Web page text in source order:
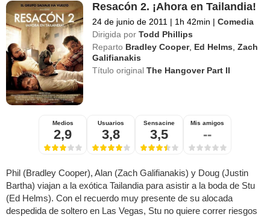
Resacón 2. ¡Ahora en Tailandia!
24 de junio de 2011 | 1h 42min | Comedia
Dirigida por Todd Phillips
Reparto Bradley Cooper, Ed Helms ,Zach
Galifianakis
Título originalThe Hangover Part II
Medios
2,9
Usuarios
3,8
Sensacine
3,5
Mis amigos
--
Phil (Bradley Cooper), Alan (Zach Galifianakis) y Doug (Justin
Bartha) viajan a la exótica Tailandia para asistir a la boda de Stu
(Ed Helms). Con el recuerdo muy presente de su alocada
despedida de soltero en Las Vegas, Stu no quiere correr riesgos